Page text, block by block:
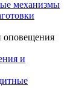
механизмы
оповещения
и